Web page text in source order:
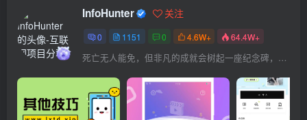
InfoHunter 关注
0 1151 0 4.6W+ 64.4W+
死亡无人能免，但非凡的成就会树起一座纪念碑，它将一直立到太阳冷却之时